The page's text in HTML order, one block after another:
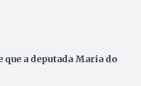
a deputada Maria do